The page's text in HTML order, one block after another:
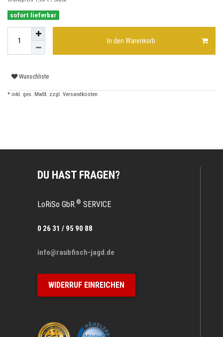
sofort lieferbar
In den Warenkorb
Wunschliste
* inkl. ges. MwSt. zzgl. Versandkosten
DU HAST FRAGEN?
LoRiSo GbR.® SERVICE
0 26 31 / 95 90 88
info@raubfisch-jagd.de
WIDERRUF EINREICHEN